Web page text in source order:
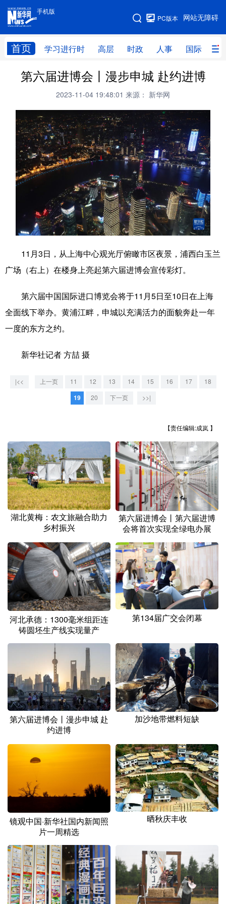
手机版
网站无障碍
PC版本
首页 学习进行时 高层 时政 人事 国际 财
手机版
网站地图
学习进行时 高层 时政 人事
财经 网评
台湾 思客智库 全球连线 教育
科技 科创 量子 体育
文化 书画 健康 军事
访谈 视频 图片 政务
中央文件 金融 汽车
食品 人居 信息化 数字经济
城市 旅游 能源
公益 一带一路 亚太网 上市公司
文化产业
天津
江西
山东 湖北 湖南
广东 广西 海南 重庆
四川 贵州 云南 西藏
陕西 甘肃 青海 宁夏
多语种频道
English Español Français عربى
Русский язык 日本語 한국어
第六届进博会丨漫步申城 赴约进博
2023-11-04 19:48:01 来源： 新华网
11月3日，从上海中心观光厅俯瞰市区夜景，浦西白玉兰
广场（右上）在楼身上亮起第六届进博会宣传彩灯。
第六届中国国际进口博览会将于11月5日至10日在上海
全面线下举办。黄浦江畔，申城以充满活力的面貌奔赴一年
一度的东方之约。
新华社记者 方喆 摄
|<< 上一页 11 12 13 14 15 16 17 18
19 20 下一页 >>|
【责任编辑:成岚 】
湖北黄梅：农文旅融合助力
乡村振兴
第六届进博会丨第六届进博
会将首次实现全绿电办展
河北承德：1300毫米组距连
铸圆坯生产线实现量产
第134届广交会闭幕
第六届进博会丨漫步申城 赴
约进博
加沙地带燃料短缺
镜观中国·新华社国内新闻照
片一周精选
晒秋庆丰收